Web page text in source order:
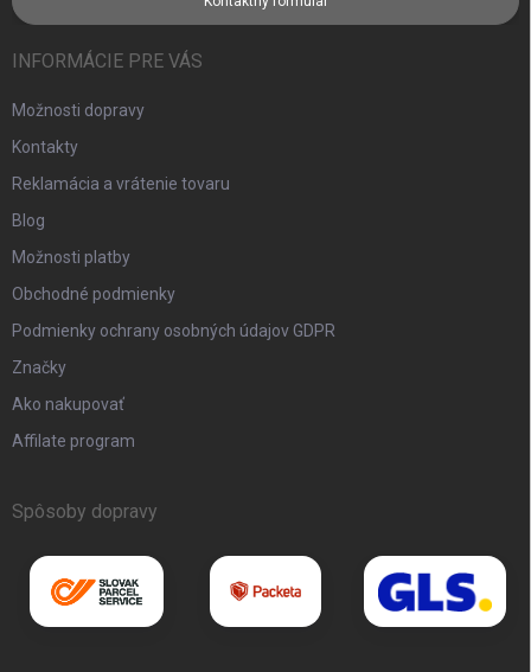
INFORMÁCIE PRE VÁS
Možnosti dopravy
Kontakty
Reklamácia a vrátenie tovaru
Blog
Možnosti platby
Obchodné podmienky
Podmienky ochrany osobných údajov GDPR
Značky
Ako nakupovať
Affilate program
Spôsoby dopravy